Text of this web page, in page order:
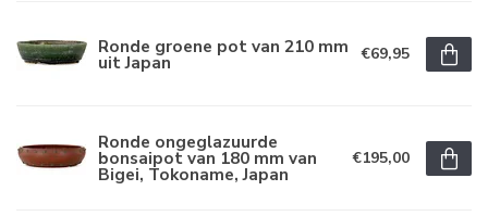
Ronde groene pot van 210 mm
uit Japan €69,95
Ronde ongeglazuurde
bonsaipot van 180 mm van
Bigei, Tokoname, Japan
€195,00